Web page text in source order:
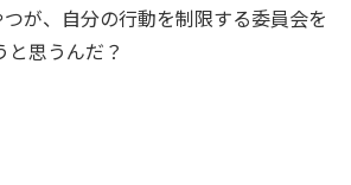
が、自分の行動を制限する委員会を
と思うんだ？